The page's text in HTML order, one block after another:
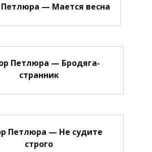
Петлюра — Мается весна
Петлюра — Бродяга-
странник
Петлюра — Не судите
строго